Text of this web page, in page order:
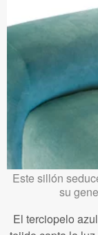
Este sillón
su
El terciopelo